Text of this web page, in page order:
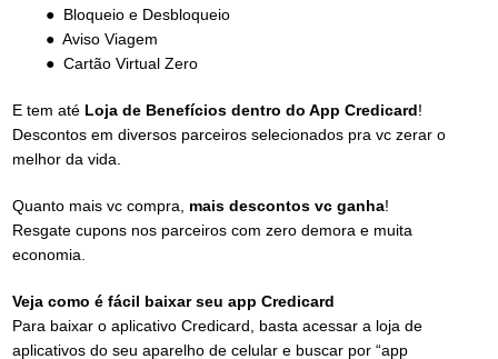
● Bloqueio e Desbloqueio
● Aviso Viagem
● Cartão Virtual Zero
E tem até Loja de Benefícios dentro do App Credicard!
Descontos em diversos parceiros selecionados pra vc zerar o
melhor da vida.
Quanto mais vc compra, mais descontos vc ganha!
Resgate cupons nos parceiros com zero demora e muita
economia.
Veja como é fácil baixar seu app Credicard
Para baixar o aplicativo Credicard, basta acessar a loja de
aplicativos do seu aparelho de celular e buscar por “app